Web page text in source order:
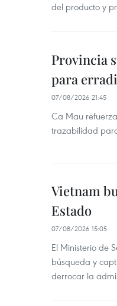
del producto y
Provincia
para
07/08/2026 21:45
Ca Mau
trazabilidad
Vietnam
Estado
07/08/2026 15:05
El Ministerio de
búsqueda y
derrocar la